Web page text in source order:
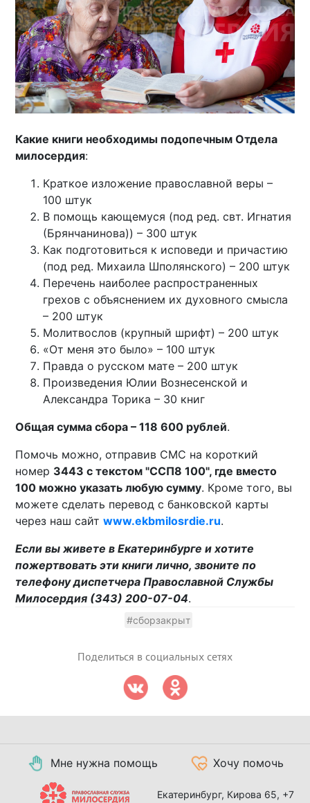
Какие книги необходимы подопечным Отдела
милосердия:
Краткое изложение православной веры –
100 штук
В помощь кающемуся (под ред. свт. Игнатия
(Брянчанинова)) – 300 штук
Как подготовиться к исповеди и причастию
(под ред. Михаила Шполянского) – 200 штук
Перечень наиболее распространенных
грехов с объяснением их духовного смысла
– 200 штук
Молитвослов (крупный шрифт) – 200 штук
«От меня это было» – 100 штук
Правда о русском мате – 200 штук
Произведения Юлии Вознесенской и
Александра Торика – 30 книг
Общая сумма сбора – 118 600 рублей.
Помочь можно, отправив СМС на короткий
номер 3443 с текстом "ССП8 100", где вместо
100 можно указать любую сумму. Кроме того, вы
можете сделать перевод с банковской карты
через наш сайтwww.ekbmilosrdie.ru.
Если вы живете в Екатеринбурге и хотите
пожертвовать эти книги лично, звоните по
телефону диспетчера Православной Службы
Милосердия (343) 200-07-04.
#сборзакрыт
Поделиться в социальных сетях
Мне нужна помощь Хочу помочь
Екатеринбург, Кирова 65, +7